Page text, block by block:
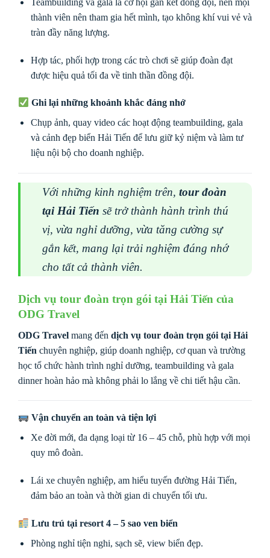
thành viên nên tham gia hết mình, tạo không khí vui vẻ và
tràn đầy năng lượng.
Hợp tác, phối hợp trong các trò chơi sẽ giúp đoàn đạt
được hiệu quả tối đa về tinh thần đồng đội.
Ghi lại những khoảnh khắc đáng nhớ
Chụp ảnh, quay video các hoạt động teambuilding, gala
và cảnh đẹp biển Hải Tiến để lưu giữ kỷ niệm và làm tư
liệu nội bộ cho doanh nghiệp.
Với những kinh nghiệm trên, tour đoàn
tại Hải Tiến sẽ trở thành hành trình thú
vị, vừa nghỉ dưỡng, vừa tăng cường sự
gắn kết, mang lại trải nghiệm đáng nhớ
cho tất cả thành viên.
Dịch vụ tour đoàn trọn gói tại Hải Tiến của
ODG Travel
ODG Travel mang đến dịch vụ tour đoàn trọn gói tại Hải
Tiến chuyên nghiệp, giúp doanh nghiệp, cơ quan và trường
học tổ chức hành trình nghỉ dưỡng, teambuilding và gala
dinner hoàn hảo mà không phải lo lắng về chi tiết hậu cần.
Vận chuyển an toàn và tiện lợi
Xe đời mới, đa dạng loại từ 16 – 45 chỗ, phù hợp với mọi
quy mô đoàn.
Lái xe chuyên nghiệp, am hiểu tuyến đường Hải Tiến,
đảm bảo an toàn và thời gian di chuyển tối ưu.
Lưu trú tại resort 4 – 5 sao ven biển
Phòng nghỉ tiện nghi, sạch sẽ, view biển đẹp.